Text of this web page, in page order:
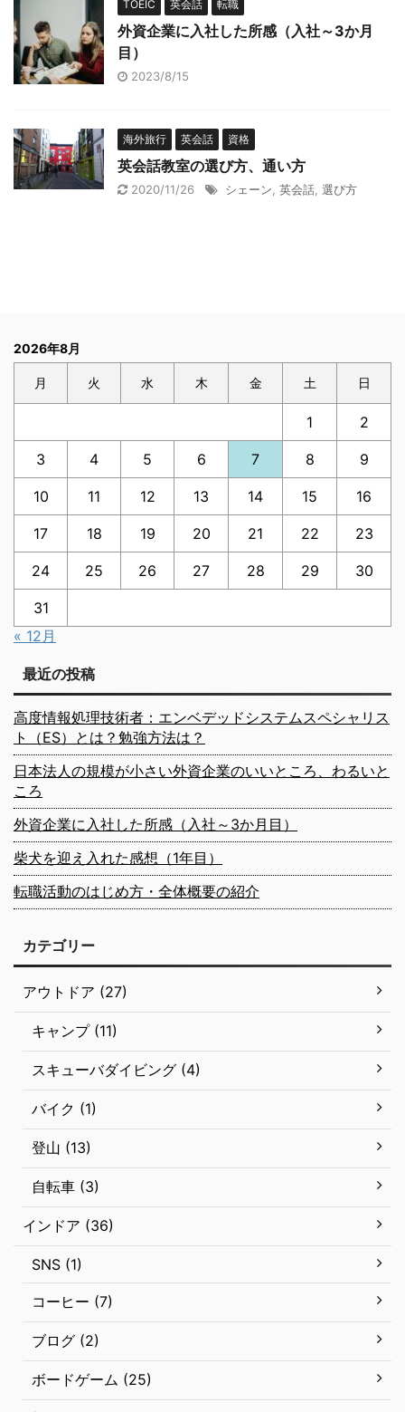
TOEIC 英会話 転職
外資企業に入社した所感（入社～3か月
目）
2023/8/15
海外旅行 英会話 資格
英会話教室の選び方、通い方
2020/11/26 シェーン 英会話 選び方
2026年8月
月 火 水 木 金 土 日
1 2
3 4 5 6 7 8 9
10 11 12 13 14 15 16
17 18 19 20 21 22 23
24 25 26 27 28 29 30
31
« 12月
最近の投稿
高度情報処理技術者：エンベデッドシステムスペシャリス
ト（ES）とは？勉強方法は？
日本法人の規模が小さい外資企業のいいところ、わるいと
ころ
外資企業に入社した所感（入社～3か月目）
柴犬を迎え入れた感想（1年目）
転職活動のはじめ方・全体概要の紹介
カテゴリー
アウトドア (27)
キャンプ (11)
スキューバダイビング (4)
バイク (1)
登山 (13)
自転車 (3)
インドア (36)
SNS (1)
コーヒー (7)
ブログ (2)
ボードゲーム (25)